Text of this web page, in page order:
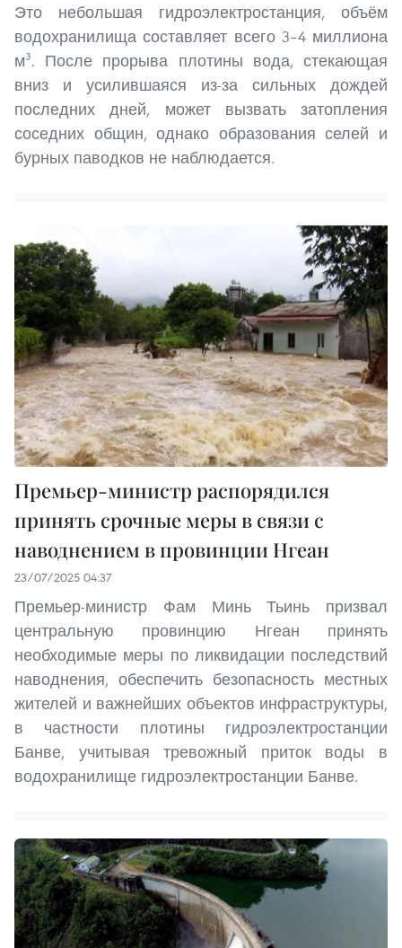
Это небольшая гидроэлектростанция, объём
водохранилища составляет всего 3–4 миллиона
м³. После прорыва плотины вода, стекающая
вниз и усилившаяся из-за сильных дождей
последних дней, может вызвать затопления
соседних общин, однако образования селей и
бурных паводков не наблюдается.
Премьер-министр распорядился
принять срочные меры в связи с
наводнением в провинции Нгеан
23/07/2025 04:37
Премьер-министр Фам Минь Тьинь призвал
центральную провинцию Нгеан принять
необходимые меры по ликвидации последствий
наводнения, обеспечить безопасность местных
жителей и важнейших объектов инфраструктуры,
в частности плотины гидроэлектростанции
Банве, учитывая тревожный приток воды в
водохранилище гидроэлектростанции Банве.